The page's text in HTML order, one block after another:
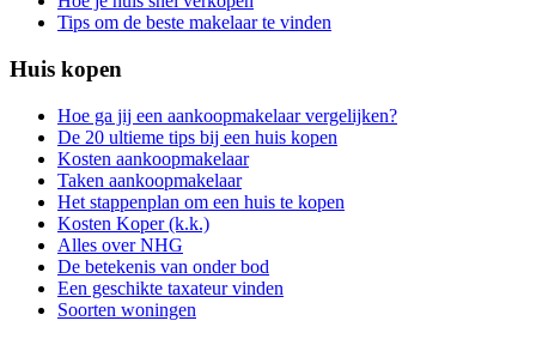
Tips om de beste makelaar te vinden
Huis kopen
Hoe ga jij een aankoopmakelaar vergelijken?
De 20 ultieme tips bij een huis kopen
Kosten aankoopmakelaar
Taken aankoopmakelaar
Het stappenplan om een huis te kopen
Kosten Koper (k.k.)
Alles over NHG
De betekenis van onder bod
Een geschikte taxateur vinden
Soorten woningen